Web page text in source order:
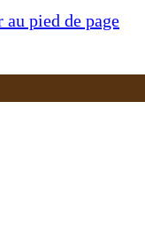
au pied de page